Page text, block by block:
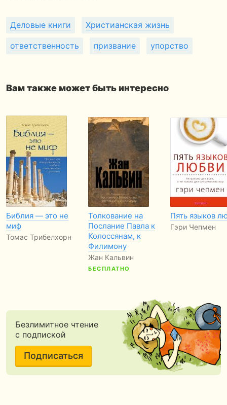
Деловые книги Христианская жизнь
ответственность призвание упорство
Вам также может быть интересно
Библия — это не
миф
Томас Трибелхорн
Толкование на
Послание Павла к
Колоссянам, к
Филимону
Жан Кальвин
БЕСПЛАТНО
Пять языков
Гэри Чепмен
Безлимитное чтение
с подпиской
Подписаться